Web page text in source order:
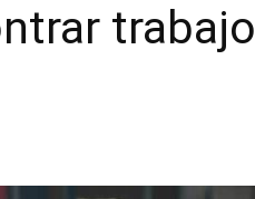
trabajo